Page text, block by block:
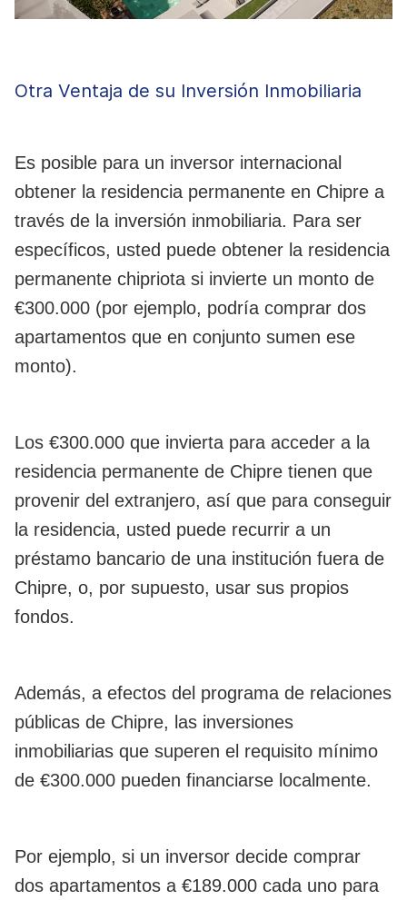
Otra Ventaja de su Inversión Inmobiliaria
Es posible para un inversor internacional
obtener la residencia permanente en Chipre a
través de la inversión inmobiliaria. Para ser
específicos, usted puede obtener la residencia
permanente chipriota si invierte un monto de
€300.000 (por ejemplo, podría comprar dos
apartamentos que en conjunto sumen ese
monto).
Los €300.000 que invierta para acceder a la
residencia permanente de Chipre tienen que
provenir del extranjero, así que para conseguir
la residencia, usted puede recurrir a un
préstamo bancario de una institución fuera de
Chipre, o, por supuesto, usar sus propios
fondos.
Además, a efectos del programa de relaciones
públicas de Chipre, las inversiones
inmobiliarias que superen el requisito mínimo
de €300.000 pueden financiarse localmente.
Por ejemplo, si un inversor decide comprar
dos apartamentos a €189.000 cada uno para